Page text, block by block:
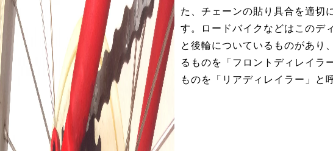
た、チェーンの貼り具合を適切
す。ロードバイクなどはこのデ
と後輪についているものがあり
るものを「フロントディレイラ
ものを「リアディレイラー」と